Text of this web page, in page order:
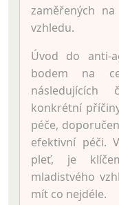
zaměřených
vzhledu.
Úvod do anti-
bodem na
konkrétní
péče,
efektivní péči.
pleť, je
mladistvého
mít co nejdéle.